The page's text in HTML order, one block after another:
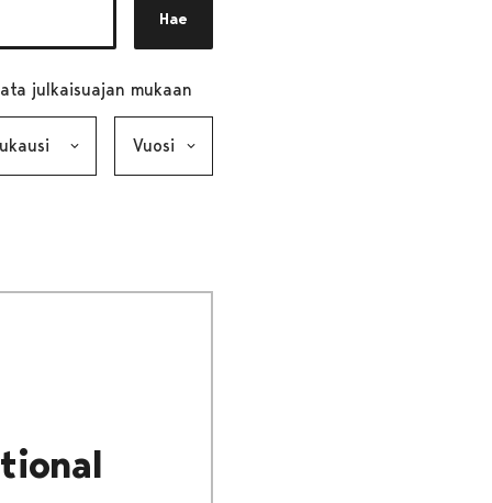
Hae
julkaisuajan mukaan